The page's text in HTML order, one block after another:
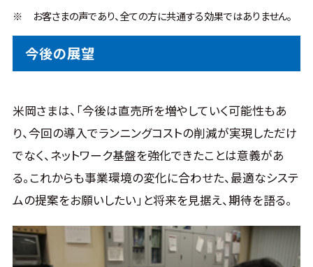
※ お客さまの声であり、全ての方に共通する効果ではありません。
今後の展望
米岡さまは、「今後は直売所を増やしていく可能性もあ
り、今回の導入でランニングコストの削減が実現しただけ
でなく、ネットワーク基盤を強化できたことは意義があ
る。これからも事業環境の変化に合わせた、最適なシステ
ムの提案をお願いしたい」と将来を見据え、期待を語る。